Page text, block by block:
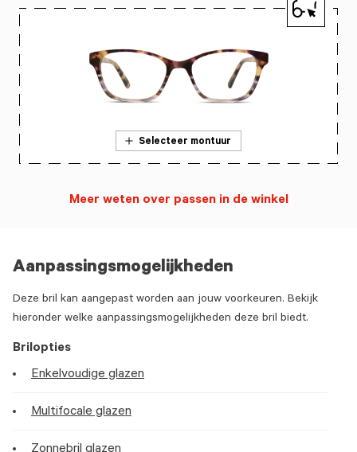
Aanpassingsmogelijkheden
Deze bril kan aangepast worden aan jouw voorkeuren. Bekijk
hieronder welke aanpassingsmogelijkheden deze bril biedt.
Brilopties
Enkelvoudige glazen
Multifocale glazen
Selecteer montuur
Meer weten over passen in de winkel